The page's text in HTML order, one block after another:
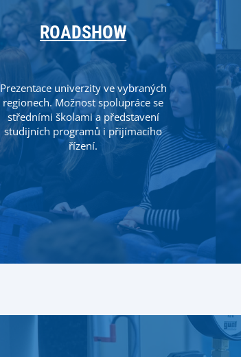
ROADSHOW
Prezentace univerzity ve vybraných
regionech. Možnost spolupráce se
středními školami a představení
studijních programů i přijímacího
řízení.